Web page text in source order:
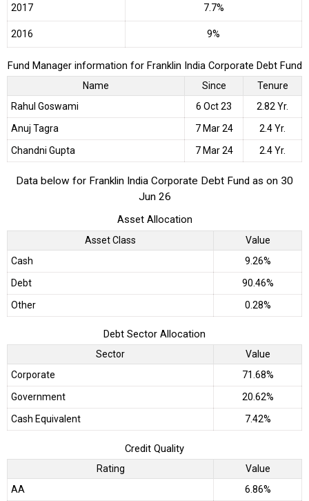
2017 7.7%
2016 9%
Fund Manager information for Franklin India Corporate Debt Fund
Name Since
Tenure
Rahul Goswami
6 Oct 23
2.82 Yr.
Anuj Tagra
7 Mar 24
2.4 Yr.
Chandni Gupta
7 Mar 24 2.4 Yr.
Data below for Franklin India Corporate Debt Fund as on 30
Jun 26
Asset Allocation
Asset Class
Value
Cash
9.26%
Debt
90.46%
Other
0.28%
Debt Sector Allocation
Sector
Value
Corporate
71.68%
Government
20.62%
Cash Equivalent
7.42%
Credit Quality
Rating
Value
AA
6.86%